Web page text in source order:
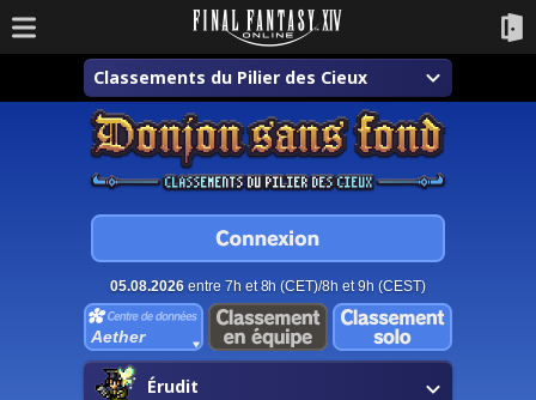
Classements du Pilier des Cieux
05.08.2026entre 7h et 8h (CET)/8h et 9h (CEST)
Aether
Érudit